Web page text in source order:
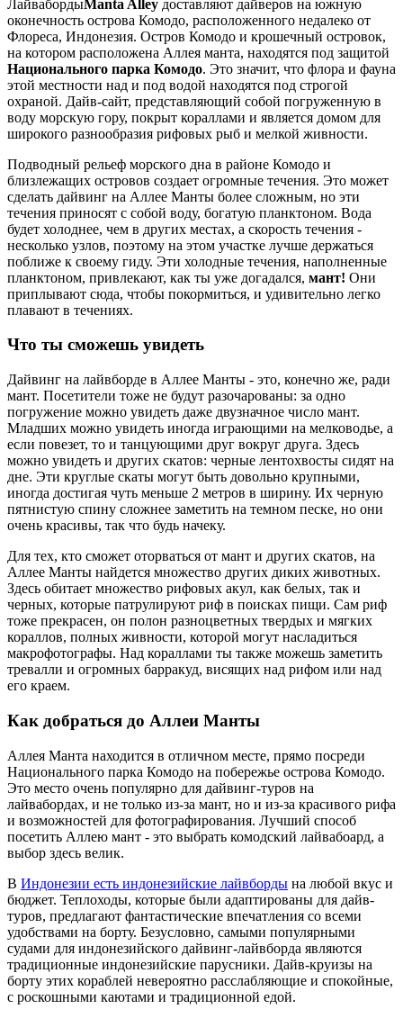
ЛайвабордыManta Alley доставляют дайверов на южную
оконечность острова Комодо, расположенного недалеко от
Флореса, Индонезия. Остров Комодо и крошечный островок,
на котором расположена Аллея манта, находятся под защитой
Национального парка Комодо. Это значит, что флора и фауна
этой местности над и под водой находятся под строгой
охраной. Дайв-сайт, представляющий собой погруженную в
воду морскую гору, покрыт кораллами и является домом для
широкого разнообразия рифовых рыб и мелкой живности.
Подводный рельеф морского дна в районе Комодо и
близлежащих островов создает огромные течения. Это может
сделать дайвинг на Аллее Манты более сложным, но эти
течения приносят с собой воду, богатую планктоном. Вода
будет холоднее, чем в других местах, а скорость течения -
несколько узлов, поэтому на этом участке лучше держаться
поближе к своему гиду. Эти холодные течения, наполненные
планктоном, привлекают, как ты уже догадался, мант! Они
приплывают сюда, чтобы покормиться, и удивительно легко
плавают в течениях.
Что ты сможешь увидеть
Дайвинг на лайвборде в Аллее Манты - это, конечно же, ради
мант. Посетители тоже не будут разочарованы: за одно
погружение можно увидеть даже двузначное число мант.
Младших можно увидеть иногда играющими на мелководье, а
если повезет, то и танцующими друг вокруг друга. Здесь
можно увидеть и других скатов: черные лентохвосты сидят на
дне. Эти круглые скаты могут быть довольно крупными,
иногда достигая чуть меньше 2 метров в ширину. Их черную
пятнистую спину сложнее заметить на темном песке, но они
очень красивы, так что будь начеку.
Для тех, кто сможет оторваться от мант и других скатов, на
Аллее Манты найдется множество других диких животных.
Здесь обитает множество рифовых акул, как белых, так и
черных, которые патрулируют риф в поисках пищи. Сам риф
тоже прекрасен, он полон разноцветных твердых и мягких
кораллов, полных живности, которой могут насладиться
макрофотографы. Над кораллами ты также можешь заметить
тревалли и огромных барракуд, висящих над рифом или над
его краем.
Как добраться до Аллеи Манты
Аллея Манта находится в отличном месте, прямо посреди
Национального парка Комодо на побережье острова Комодо.
Это место очень популярно для дайвинг-туров на
лайвабордах, и не только из-за мант, но и из-за красивого рифа
и возможностей для фотографирования. Лучший способ
посетить Аллею мант - это выбрать комодский лайвабоард, а
выбор здесь велик.
В Индонезии есть индонезийские лайвборды на любой вкус и
бюджет. Теплоходы, которые были адаптированы для дайв-
туров, предлагают фантастические впечатления со всеми
удобствами на борту. Безусловно, самыми популярными
судами для индонезийского дайвинг-лайвборда являются
традиционные индонезийские парусники. Дайв-круизы на
борту этих кораблей невероятно расслабляющие и спокойные,
с роскошными каютами и традиционной едой.